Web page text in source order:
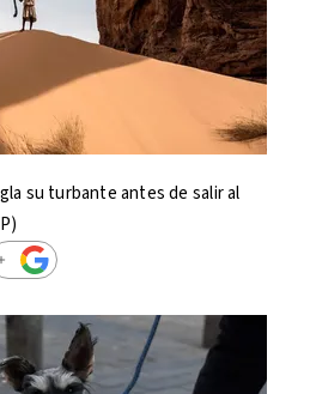
su turbante antes de salir al